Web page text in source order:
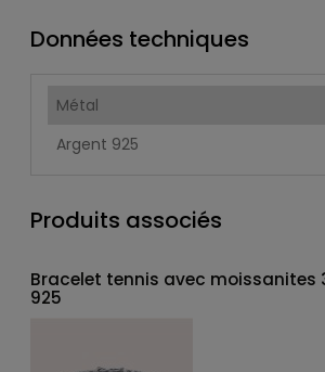
Données techniques
Métal
Argent 925
Produits associés
Bracelet tennis avec moissanites
925